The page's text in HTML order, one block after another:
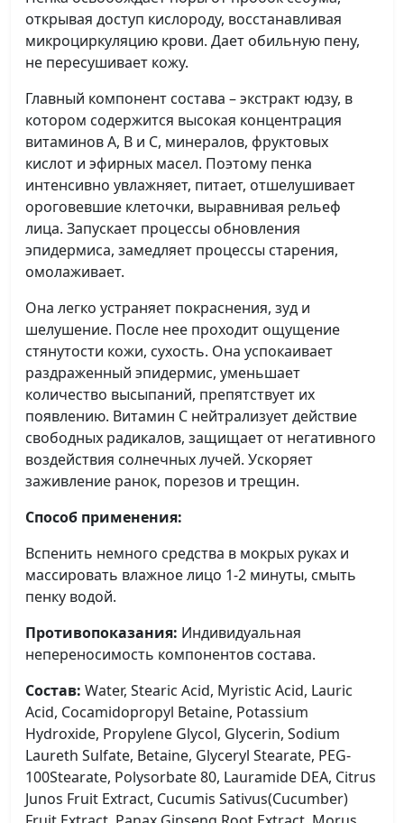
открывая доступ кислороду, восстанавливая
микроциркуляцию крови. Дает обильную пену,
не пересушивает кожу.
Главный компонент состава – экстракт юдзу, в
котором содержится высокая концентрация
витаминов А, В и С, минералов, фруктовых
кислот и эфирных масел. Поэтому пенка
интенсивно увлажняет, питает, отшелушивает
ороговевшие клеточки, выравнивая рельеф
лица. Запускает процессы обновления
эпидермиса, замедляет процессы старения,
омолаживает.
Она легко устраняет покраснения, зуд и
шелушение. После нее проходит ощущение
стянутости кожи, сухость. Она успокаивает
раздраженный эпидермис, уменьшает
количество высыпаний, препятствует их
появлению. Витамин С нейтрализует действие
свободных радикалов, защищает от негативного
воздействия солнечных лучей. Ускоряет
заживление ранок, порезов и трещин.
Способ применения:
Вспенить немного средства в мокрых руках и
массировать влажное лицо 1-2 минуты, смыть
пенку водой.
Противопоказания: Индивидуальная
непереносимость компонентов состава.
Состав: Water, Stearic Acid, Myristic Acid, Lauric
Acid, Cocamidopropyl Betaine, Potassium
Hydroxide, Propylene Glycol, Glycerin, Sodium
Laureth Sulfate, Betaine, Glyceryl Stearate, PEG-
100Stearate, Polysorbate 80, Lauramide DEA, Citrus
Junos Fruit Extract, Cucumis Sativus(Cucumber)